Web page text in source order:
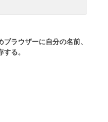
ラウザーに自分の名前、
る。